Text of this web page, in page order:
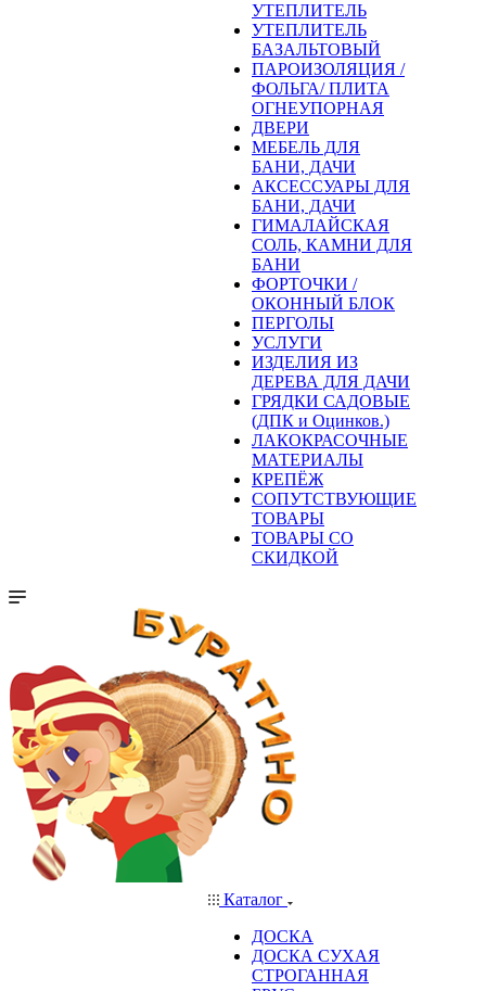
УТЕПЛИТЕЛЬ
УТЕПЛИТЕЛЬ
БАЗАЛЬТОВЫЙ
ПАРОИЗОЛЯЦИЯ /
ФОЛЬГА/ ПЛИТА
ОГНЕУПОРНАЯ
ДВЕРИ
МЕБЕЛЬ ДЛЯ
БАНИ, ДАЧИ
АКСЕССУАРЫ ДЛЯ
БАНИ, ДАЧИ
ГИМАЛАЙСКАЯ
СОЛЬ, КАМНИ ДЛЯ
БАНИ
ФОРТОЧКИ /
ОКОННЫЙ БЛОК
ПЕРГОЛЫ
УСЛУГИ
ИЗДЕЛИЯ ИЗ
ДЕРЕВА ДЛЯ ДАЧИ
ГРЯДКИ САДОВЫЕ
(ДПК и Оцинков.)
ЛАКОКРАСОЧНЫЕ
МАТЕРИАЛЫ
КРЕПЁЖ
СОПУТСТВУЮЩИЕ
ТОВАРЫ
ТОВАРЫ СО
СКИДКОЙ
Каталог
ДОСКА
ДОСКА СУХАЯ
СТРОГАННАЯ